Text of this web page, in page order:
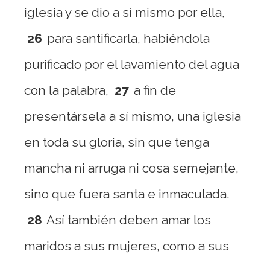
iglesia y se dio a sí mismo por ella,
26 para santificarla, habiéndola
purificado por el lavamiento del agua
con la palabra, 27 a fin de
presentársela a sí mismo, una iglesia
en toda su gloria, sin que tenga
mancha ni arruga ni cosa semejante,
sino que fuera santa e inmaculada.
28 Así también deben amar los
maridos a sus mujeres, como a sus